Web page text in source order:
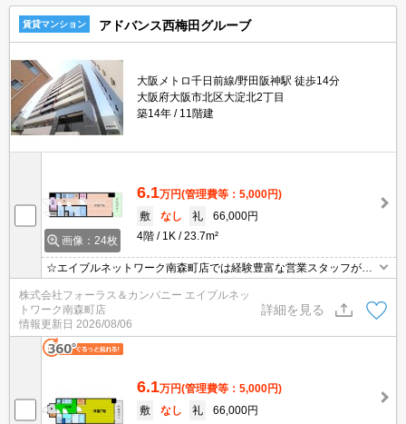
賃貸マンション アドバンス西梅田グルーブ
大阪メトロ千日前線/野田阪神駅 徒歩14分
大阪府大阪市北区大淀北2丁目
築14年
11階建
画像：24枚
6.1万円(管理費等：5,000円)
敷
なし 礼
66,000円
4階
1K 23.7m²
☆エイブルネットワーク南森町店では経験豊富な営業スタッフが多
現地付近にて待ち合わせをさせていただきご内覧いただくサービス
や、主要駅までのお迎えサービスも実施中です☆詳しくは「エイブ
ルネットワーク南森町店」０１２０－８２１－２６０にお気軽にお
問合せ下さい♪
株式会社フォーラス＆カンパニー エイブルネッ
トワーク南森町店
情報更新日 2026/08/06
詳細を見る
6.1万円(管理費等：5,000円)
敷
なし 礼
66,000円